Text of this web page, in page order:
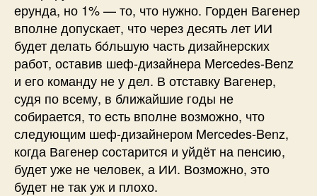
ерунда, но 1% — то, что нужно. Горден Вагенер
вполне допускает, что через десять лет ИИ
будет делать бóльшую часть дизайнерских
работ, оставив шеф-дизайнера Mercedes-Benz
и его команду не у дел. В отставку Вагенер,
судя по всему, в ближайшие годы не
собирается, то есть вполне возможно, что
следующим шеф-дизайнером Mercedes-Benz,
когда Вагенер состарится и уйдёт на пенсию,
будет уже не человек, а ИИ. Возможно, это
будет не так уж и плохо.